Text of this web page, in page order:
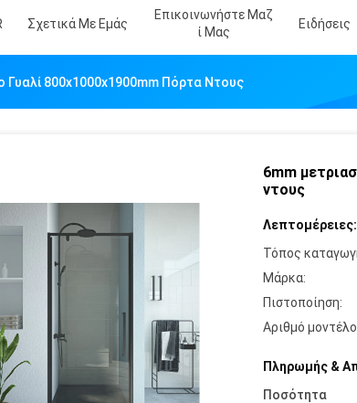
Σχετικά Με Εμάς
Επικοινωνήστε Μαζ
Ί Μας
Ειδήσεις
Γυαλί 800x1000x1900mm Πόρτα Ντους
6mm
ντους
Λεπτομέρειες:
Τόπος
Μάρκα:
Πιστοποίηση:
Αριθμό
Πληρωμής &
Ποσότητα